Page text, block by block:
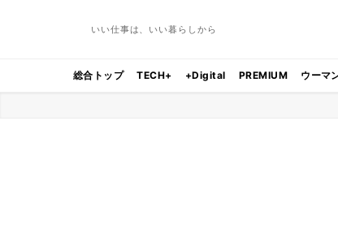
いい仕事は、いい暮らしから
総合トップ TECH+ +Digital PREMIUM ウーマ